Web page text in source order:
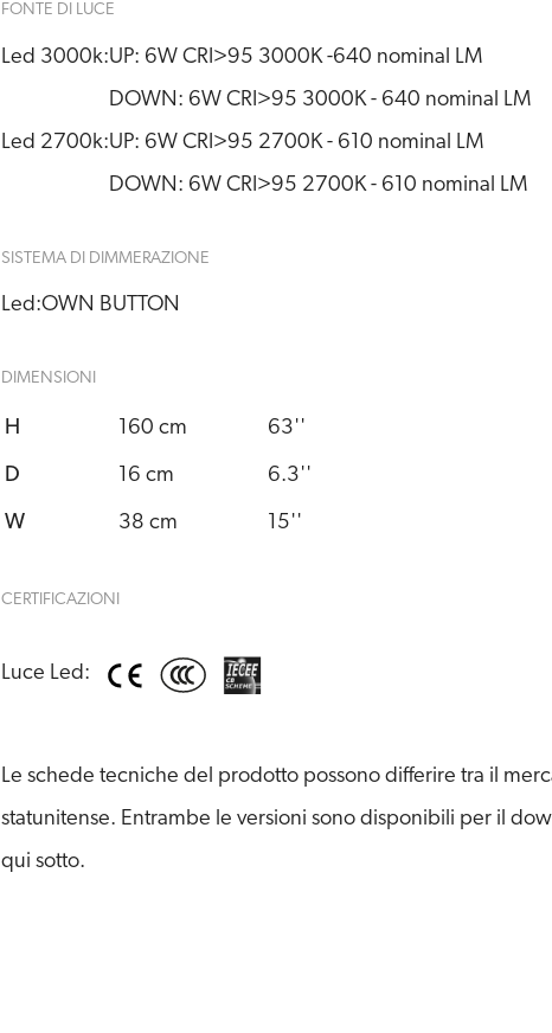
FONTE DI LUCE
Led 3000k:UP: 6W CRI>95 3000K -640 nominal LM
DOWN: 6W CRI>95 3000K - 640 nominal LM
Led 2700k:UP: 6W CRI>95 2700K - 610 nominal LM
DOWN: 6W CRI>95 2700K - 610 nominal LM
SISTEMA DI DIMMERAZIONE
Led:OWN BUTTON
DIMENSIONI
H 160 cm 63''
D 16 cm 6.3''
W 38 cm 15''
CERTIFICAZIONI
Luce Led:
Le schede tecniche del prodotto possono differire tra il
statunitense. Entrambe le versioni sono disponibili per il
qui sotto.